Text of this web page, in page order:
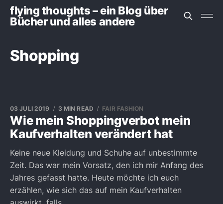
flying thoughts – ein Blog über
Bücher und alles andere
Shopping
Wie mein Shoppingverbot mein
Kaufverhalten verändert hat
03 JULI 2019 3 MIN READ FAIR FASHION
Keine neue Kleidung und Schuhe auf unbestimmte
Zeit. Das war mein Vorsatz, den ich mir Anfang des
Jahres gefasst hatte. Heute möchte ich euch
erzählen, wie sich das auf mein Kaufverhalten